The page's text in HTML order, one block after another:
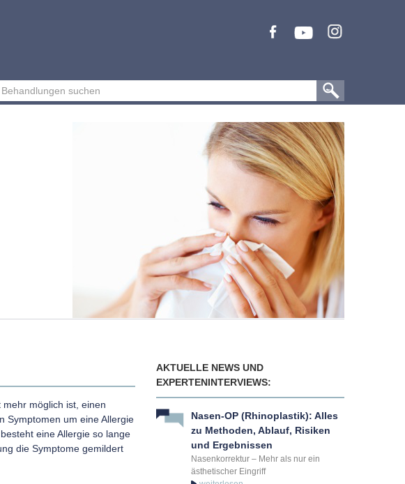
möglich ist, einen
Symptomen um eine Allergie
eine Allergie so lange
die Symptome gemildert
AKTUELLE NEWS UND
EXPERTENINTERVIEWS:
Nasen-OP (Rhinoplastik): Alles
zu Methoden, Ablauf, Risiken
und Ergebnissen
Nasenkorrektur – Mehr als nur ein
ästhetischer Eingriff